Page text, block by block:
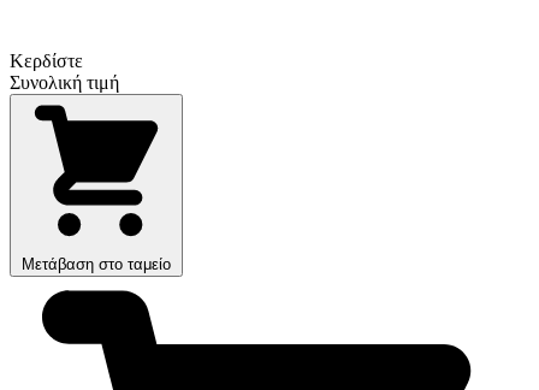
Κερδίστε
Συνολική τιμή
Μετάβαση στο ταμείο